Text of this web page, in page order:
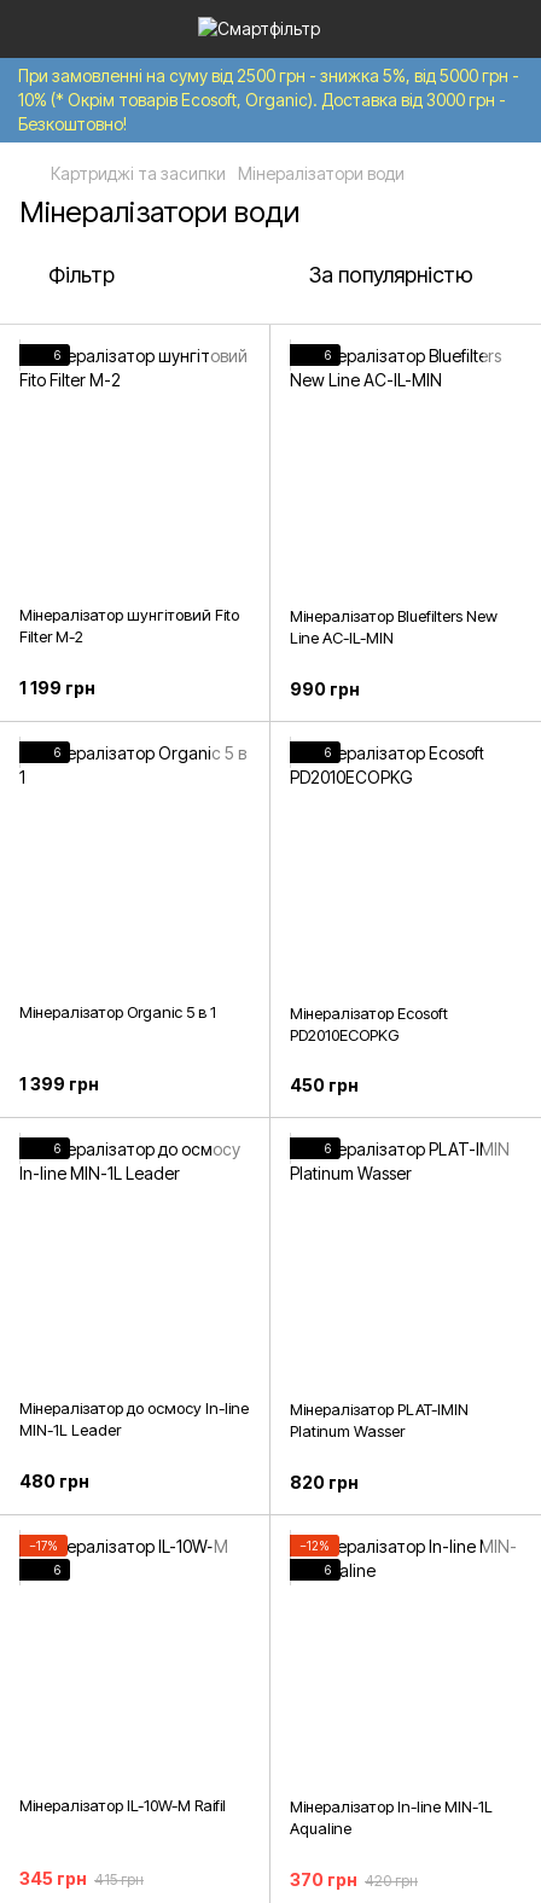
При замовленні на суму від 2500 грн - знижка 5%, від 5000 грн -
10% (* Окрім товарів Ecosoft, Organic). Доставка від 3000 грн -
Безкоштовно!
Картриджі та засипки Мінералізатори води
Мінералізатори води
Фільтр За популярністю
6
Мінералізатор шунгітовий Fito
Filter M-2
1 199 грн
6
Мінералізатор Bluefilters New
Line AC-IL-MIN
990 грн
6
Мінералізатор Organic 5 в 1
1 399 грн
6
Мінералізатор Ecosoft
PD2010ECOPKG
450 грн
6
Мінералізатор до осмосу In-line
MIN-1L Leader
480 грн
6
Мінералізатор PLAT-IMIN
Platinum Wasser
820 грн
−17%
6
Мінералізатор IL-10W-M Raifil
345 грн 415 грн
−12%
6
Мінералізатор In-line MIN-1L
Aqualine
370 грн 420 грн